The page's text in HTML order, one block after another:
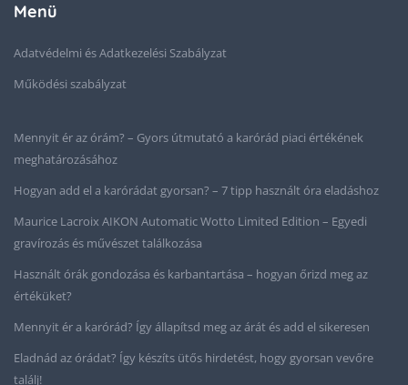
Menü
Adatvédelmi és Adatkezelési Szabályzat
Működési szabályzat
Mennyit ér az órám? – Gyors útmutató a karórád piaci értékének
meghatározásához
Hogyan add el a karórádat gyorsan? – 7 tipp használt óra eladáshoz
Maurice Lacroix AIKON Automatic Wotto Limited Edition – Egyedi
gravírozás és művészet találkozása
Használt órák gondozása és karbantartása – hogyan őrizd meg az
értéküket?
Mennyit ér a karórád? Így állapítsd meg az árát és add el sikeresen
Eladnád az órádat? Így készíts ütős hirdetést, hogy gyorsan vevőre
találj!